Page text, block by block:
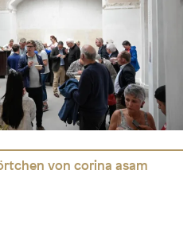
von corina asam